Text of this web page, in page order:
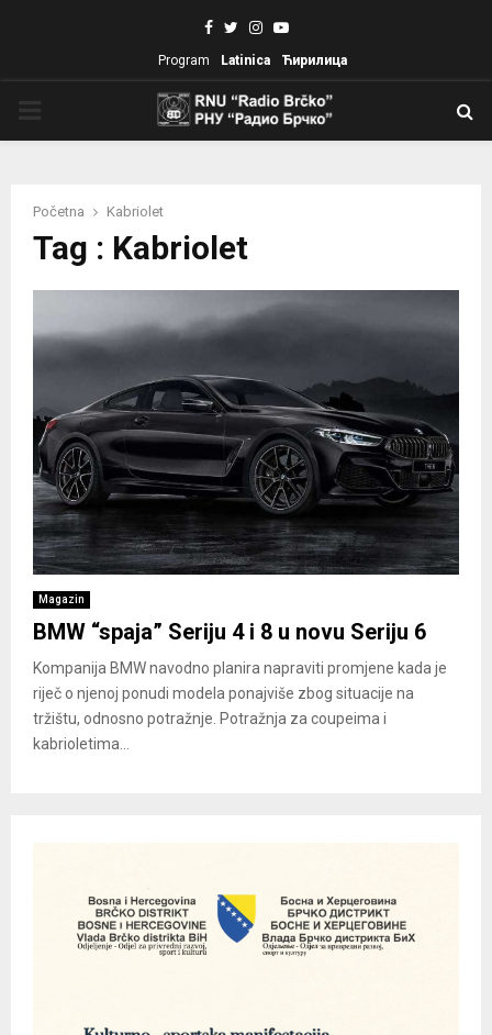
Facebook
TwitterInstagram
Youtube
Program Latinica Ћирилица
Početna Kabriolet
Tag : Kabriolet
Magazin
BMW “spaja” Seriju 4 i 8 u novu Seriju 6
Kompanija BMW navodno planira napraviti promjene kada je
riječ o njenoj ponudi modela ponajviše zbog situacije na
tržištu, odnosno potražnje. Potražnja za coupeima i
kabrioletima...